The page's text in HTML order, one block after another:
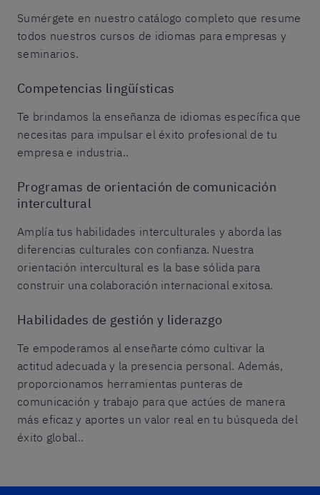
Sumérgete en nuestro catálogo completo que resume
todos nuestros cursos de idiomas para empresas y
seminarios.
Competencias lingüísticas
Te brindamos la enseñanza de idiomas específica que
necesitas para impulsar el éxito profesional de tu
empresa e industria..
Programas de orientación de comunicación
intercultural
Amplía tus habilidades interculturales y aborda las
diferencias culturales con confianza. Nuestra
orientación intercultural es la base sólida para
construir una colaboración internacional exitosa.
Habilidades de gestión y liderazgo
Te empoderamos al enseñarte cómo cultivar la
actitud adecuada y la presencia personal. Además,
proporcionamos herramientas punteras de
comunicación y trabajo para que actúes de manera
más eficaz y aportes un valor real en tu búsqueda del
éxito global..